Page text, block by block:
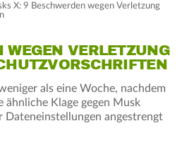
X: 9 Beschwerden wegen Verletzung
WEGEN VERLETZUNG
als eine Woche, nachdem
ähnliche Klage gegen Musk
Dateneinstellungen angestrengt